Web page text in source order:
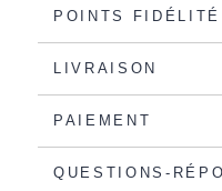
POINTS FIDÉLITÉ
LIVRAISON
PAIEMENT
QUESTIONS-